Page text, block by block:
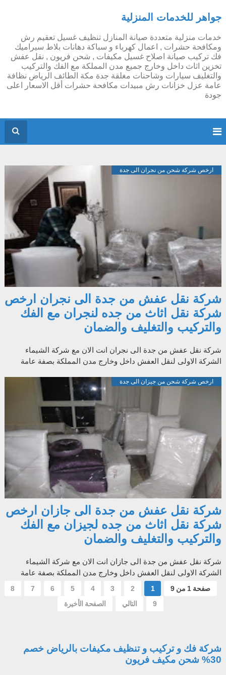
جواهر للخدمات المنزلية
خدمات منزلية متعددة صيانة المنازل تنظيف غسيل تعقيم رش
ومكافحة حشرات , اعمال كهرباء و سباكة دهانات بلاط سيراميك
فك تركيب صيانة اصلاح غسيل مكيفات , شحن فريون , نقل عفش
تخزين اثاث داخل وخارج جميع مدن المملكة مع الفك والتركيب
والتغليف سيارات وشاحنات مغلقة جدة مكة الطائف الرياض نظافة
عامة عزل خزانات رش مبيدات مكافحة حشرات أقل الاسعار اعلى
جودة
ارخص شركة شحن من نجران الى جدة
شركة نقل عفش من جدة الى نجران ارخص
شركة نقل اثاث من جده لنجران مع الفك
والتركيب والتغليف والضمان
شركة نقل عفش من جدة الى نجران انت الان مع شركة الشيماء
الشركة الاولى لنقل العفش داخل وخارج مدن المملكة بصفة عامة
ارخص شركة شحن من جيزان الى جدة
شركة نقل عفش من جدة الى جازان ارخص
شركة نقل اثاث من جده لجيزان مع الفك
والتركيب والتغليف والضمان
شركة نقل عفش من جدة الى جازان انت الان مع شركة الشيماء
الشركة الاولى لنقل العفش داخل وخارج مدن المملكة بصفة عامة
وبصفة خاصة ارخص و اسرع و اف...
صفحة 1 من 9 1
2
3
4
5
6
7
8
9
التالي الصفحة الأخيرة
شركة فك و تركيب و تنظيف مكيفات بالرياض خصم
30% شحن مكيف فريون